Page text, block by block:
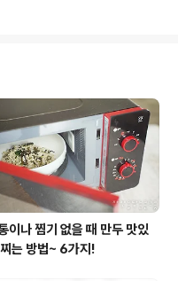
! 그나저
려울 것
. -_- 오랜
빚는 겁니
습니다.)
이나 찜기 없을 때 만두 맛있
는 방법~ 6가지!